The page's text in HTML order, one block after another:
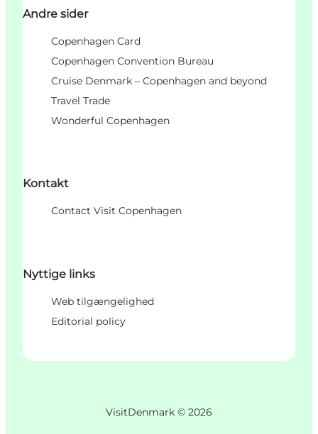
Andre sider
Copenhagen Card
Copenhagen Convention Bureau
Cruise Denmark – Copenhagen and beyond
Travel Trade
Wonderful Copenhagen
Kontakt
Contact Visit Copenhagen
Nyttige links
Web tilgængelighed
Editorial policy
VisitDenmark © 2026